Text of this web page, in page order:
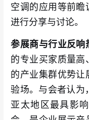
空调的应用等前瞻
进行分享与讨论。
参展商与行业反响
的专业买家质量高
的产业集群优势让
验场。与会者认为
亚太地区最具影